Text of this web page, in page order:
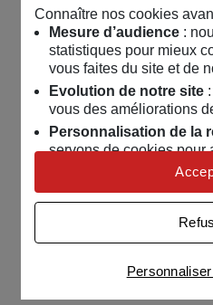
Connaître nos cookies
Mesure d’audience:
statistiques pour mieux
vous faites du site et de
Evolution de notre site:
vous des améliorations
Personnalisation de la
servons de cookies pour
personnaliser nos offres
Univers publicitaire:
publicités personnalisées